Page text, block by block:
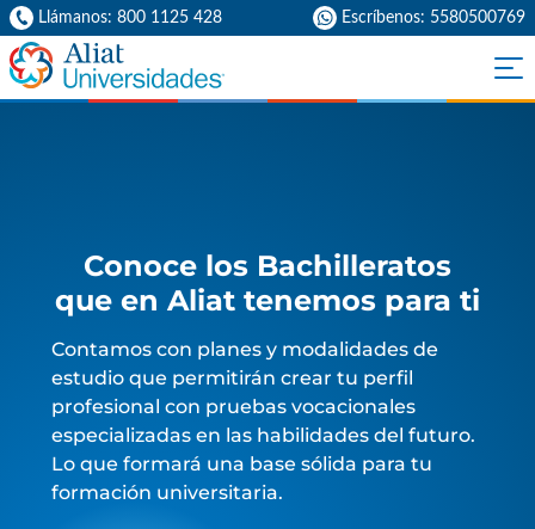
Llámanos: 800 1125 428 Escríbenos: 5580500769
Conoce los Bachilleratos
que en Aliat tenemos para ti
Contamos con planes y modalidades de
estudio que permitirán crear tu perfil
profesional con pruebas vocacionales
especializadas en las habilidades del futuro.
Lo que formará una base sólida para tu
formación universitaria.